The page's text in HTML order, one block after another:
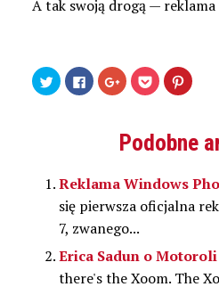
A tak swoją drogą —
Udostępnij
na
Twitterze(Otwiera
Kliknij,
aby
udostępnić
nowym
Kliknij,
aby
udostępnić
(Otwiera
się
w
Kliknij
by
udostępnić
się
w
na
oknie)
Podobne
Reklama Windows
się pierwsza oficjalna
7, zwanego...
Erica Sadun o
there's the Xoom. The